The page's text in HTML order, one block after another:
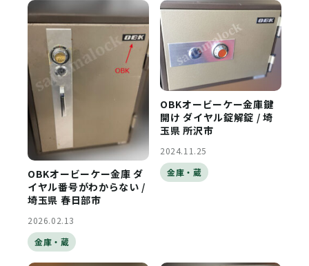
OBKオービーケー金庫 ダ
イヤル番号がわからない /
埼玉県 春日部市
2026.02.13
金庫・蔵
OBKオービーケー金庫鍵
開け ダイヤル錠解錠 / 埼
玉県 所沢市
2024.11.25
金庫・蔵